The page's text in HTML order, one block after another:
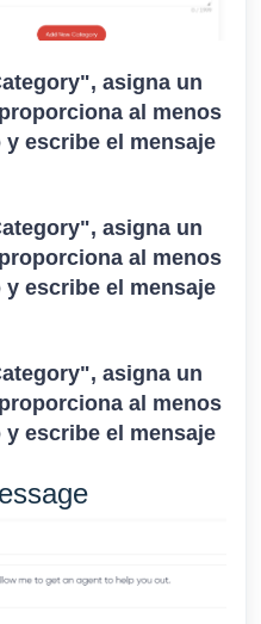
asigna un
al menos
escribe el mensaje
asigna un
al menos
escribe el mensaje
asigna un
al menos
escribe el mensaje